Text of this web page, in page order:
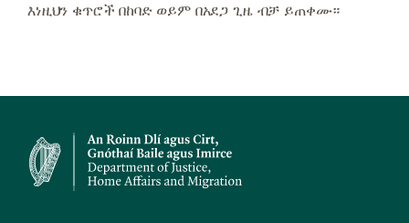
እነዚህን ቁጥሮች በከባድ ወይም በአደጋ ጊዜ ብቻ ይጠቀሙ።